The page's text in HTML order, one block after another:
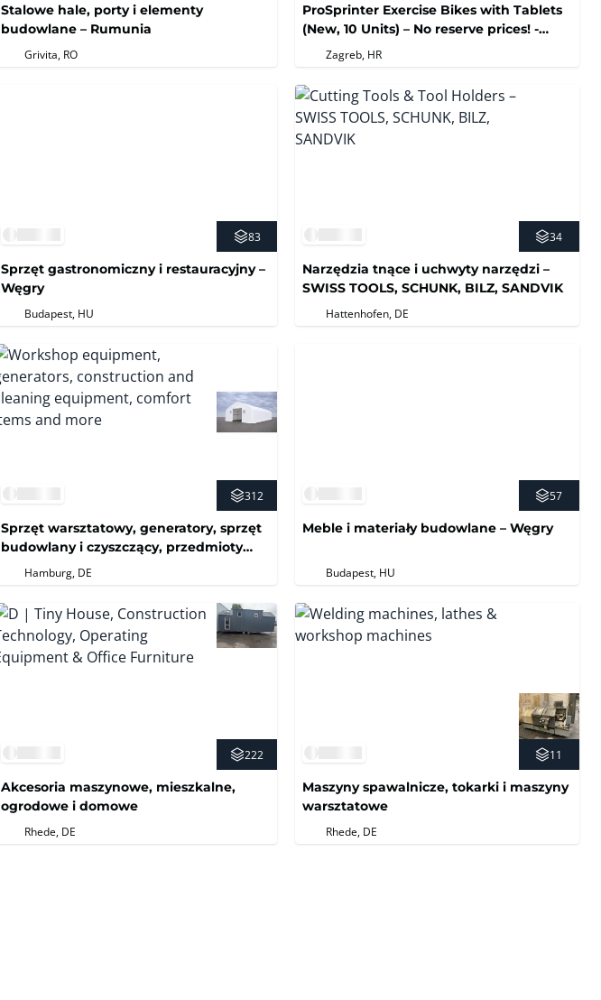
Stalowe hale, porty i elementy
budowlane – Rumunia
Grivita, RO
ProSprinter Exercise Bikes with Tablets
(New, 10 Units) – No reserve prices! -
CroatiaZagreb, HR
83
Sprzęt gastronomiczny i restauracyjny –
Węgry
Budapest, HU
34
Narzędzia tnące i uchwyty narzędzi –
SWISS TOOLS, SCHUNK, BILZ, SANDVIK
Hattenhofen, DE
312
Sprzęt warsztatowy, generatory, sprzęt
budowlany i czyszczący, przedmioty
komfortowe i inne
Hamburg, DE
57
Meble i materiały budowlane – Węgry
Budapest, HU
222
Akcesoria maszynowe, mieszkalne,
ogrodowe i domowe
Rhede, DE
11
Maszyny spawalnicze, tokarki i maszyny
warsztatowe
Rhede, DE